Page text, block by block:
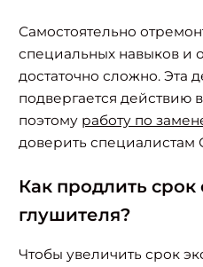
Самостоятельно
специальных навыков и
достаточно сложно. Эта
подвергается действию
поэтому работу по
доверить специалистам
Как продлить
глушителя?
Чтобы увеличить срок